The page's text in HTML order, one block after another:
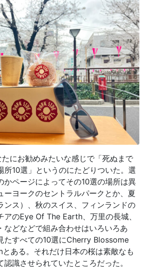
にお勧めみたいな感じで「死ぬまで
所10選」というのにたどりついた。選
かページによってその10選の場所は異
ーヨークのセントラルパークとか、夏
ンス）、秋のスイス、フィンランドの
アのEye Of The Earth、万里の長城、
などなどで組み合わせはいろいろあ
たすべての10選にCherry Blossome
ある。それだけ日本の桜は素敵なも
識させられていたところだった。